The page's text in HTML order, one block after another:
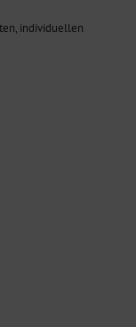
individuellen